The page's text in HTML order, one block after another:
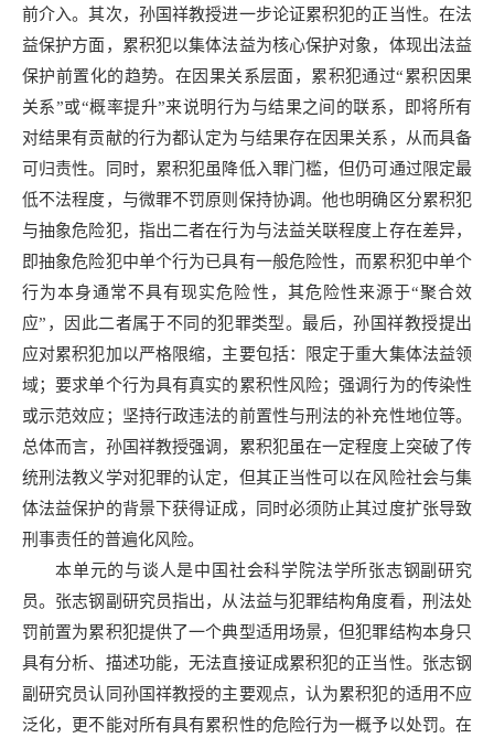
前介入。其次，孙国祥教授进一步论证累积犯的正当性。在法
益保护方面，累积犯以集体法益为核心保护对象，体现出法益
保护前置化的趋势。在因果关系层面，累积犯通过“累积因果
关系”或“概率提升”来说明行为与结果之间的联系，即将所有
对结果有贡献的行为都认定为与结果存在因果关系，从而具备
可归责性。同时，累积犯虽降低入罪门槛，但仍可通过限定最
低不法程度，与微罪不罚原则保持协调。他也明确区分累积犯
与抽象危险犯，指出二者在行为与法益关联程度上存在差异，
即抽象危险犯中单个行为已具有一般危险性，而累积犯中单个
行为本身通常不具有现实危险性，其危险性来源于“聚合效
应”，因此二者属于不同的犯罪类型。最后，孙国祥教授提出
应对累积犯加以严格限缩，主要包括：限定于重大集体法益领
域；要求单个行为具有真实的累积性风险；强调行为的传染性
或示范效应；坚持行政违法的前置性与刑法的补充性地位等。
总体而言，孙国祥教授强调，累积犯虽在一定程度上突破了传
统刑法教义学对犯罪的认定，但其正当性可以在风险社会与集
体法益保护的背景下获得证成，同时必须防止其过度扩张导致
刑事责任的普遍化风险。
本单元的与谈人是中国社会科学院法学所张志钢副研究
员。张志钢副研究员指出，从法益与犯罪结构角度看，刑法处
罚前置为累积犯提供了一个典型适用场景，但犯罪结构本身只
具有分析、描述功能，无法直接证成累积犯的正当性。张志钢
副研究员认同孙国祥教授的主要观点，认为累积犯的适用不应
泛化，更不能对所有具有累积性的危险行为一概予以处罚。在